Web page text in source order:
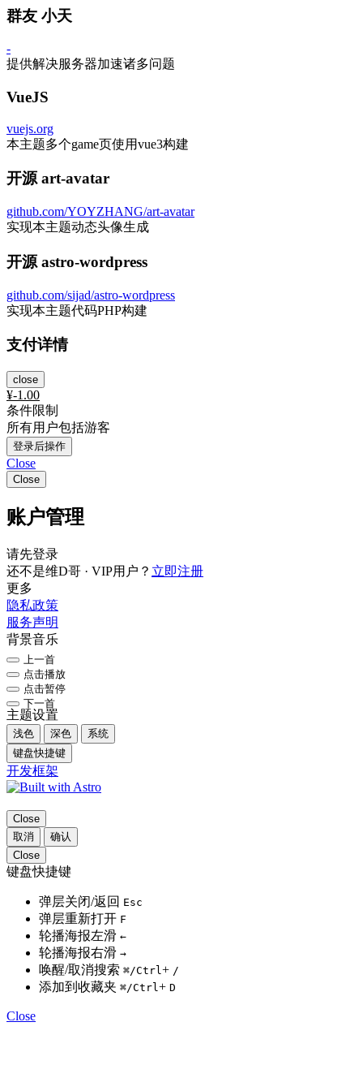
群友 小天
-
提供解决服务器加速诸多问题
VueJS
vuejs.org
本主题多个game页使用vue3构建
开源 art-avatar
github.com/YOYZHANG/art-avatar
实现本主题动态头像生成
开源 astro-wordpress
github.com/sijad/astro-wordpress
实现本主题代码PHP构建
支付详情
close
¥-1.00
条件限制
所有用户包括游客
登录后操作
Close
Close
账户管理
请先登录
还不是维D哥 · VIP用户？ 立即注册
更多
隐私政策
服务声明
背景音乐
上一首
点击播放
点击暂停
下一首
主题设置
浅色 深色
系统
键盘快捷键
开发框架
Close
取消
确认
Close
键盘快捷键
弹层关闭/返回 Esc
弹层重新打开 F
轮播海报左滑 ←
轮播海报右滑 →
唤醒/取消搜索 ⌘/Ctrl + /
添加到收藏夹 ⌘/Ctrl + D
Close